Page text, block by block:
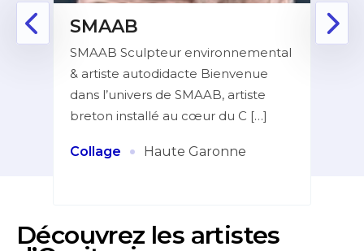
SMAAB
SMAAB Sculpteur environnemental
& artiste autodidacte Bienvenue
dans l’univers de SMAAB, artiste
breton installé au cœur du C […]
Collage · Haute Garonne
Découvrez les artistes